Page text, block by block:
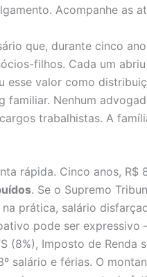
Acompanhe as
que, durante cinco
filhos. Cada um
esse valor como
familiar. Nenhum
trabalhistas. A
rápida. Cinco anos, R$
. Se o Supremo
prática, salário
pode ser expressivo
(8%), Imposto de Renda
salário e férias. O